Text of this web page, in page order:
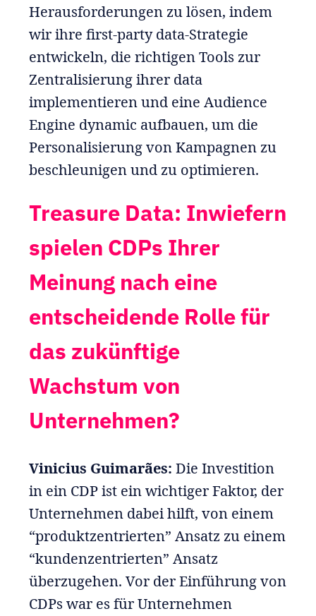
Herausforderungen zu lösen, indem
wir ihre first-party data-Strategie
entwickeln, die richtigen Tools zur
Zentralisierung ihrer data
implementieren und eine Audience
Engine dynamic aufbauen, um die
Personalisierung von Kampagnen zu
beschleunigen und zu optimieren.
Treasure Data: Inwiefern
spielen CDPs Ihrer
Meinung nach eine
entscheidende Rolle für
das zukünftige
Wachstum von
Unternehmen?
Vinicius Guimarães: Die Investition
in ein CDP ist ein wichtiger Faktor, der
Unternehmen dabei hilft, von einem
“produktzentrierten” Ansatz zu einem
“kundenzentrierten” Ansatz
überzugehen. Vor der Einführung von
CDPs war es für Unternehmen